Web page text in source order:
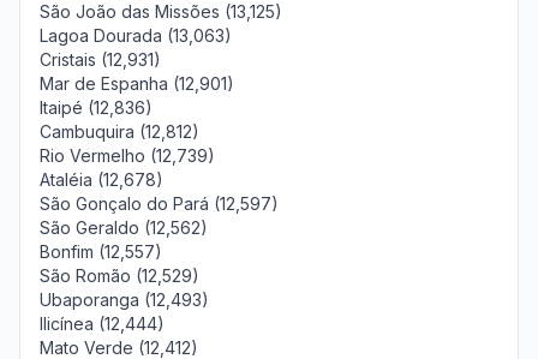
São João das Missões (13,125)
Lagoa Dourada (13,063)
Cristais (12,931)
Mar de Espanha (12,901)
Itaipé (12,836)
Cambuquira (12,812)
Rio Vermelho (12,739)
Ataléia (12,678)
São Gonçalo do Pará (12,597)
São Geraldo (12,562)
Bonfim (12,557)
São Romão (12,529)
Ubaporanga (12,493)
Ilicínea (12,444)
Mato Verde (12,412)